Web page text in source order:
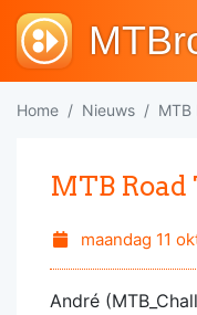
Home Nieuws MTB
MTB Road
maandag 11
André